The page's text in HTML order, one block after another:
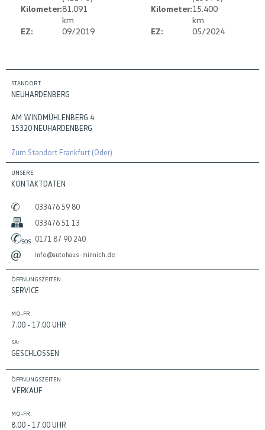
Kilometer:81.091
km
EZ:
09/2019
Kilometer:15.400
km
EZ:
05/2024
STANDORT
NEUHARDENBERG
AM WINDMÜHLENBERG 4
15320 NEUHARDENBERG
Zum Standort Frankfurt (Oder)
UNSERE
KONTAKTDATEN
033476 59 80
033476 51 13
0171 87 90 240
info@autohaus-minnich.de
ÖFFNUNGSZEITEN
SERVICE
MO-FR:
7.00 - 17.00 UHR
SA:
GESCHLOSSEN
ÖFFNUNGSZEITEN
VERKAUF
MO-FR:
8.00 - 17.00 UHR